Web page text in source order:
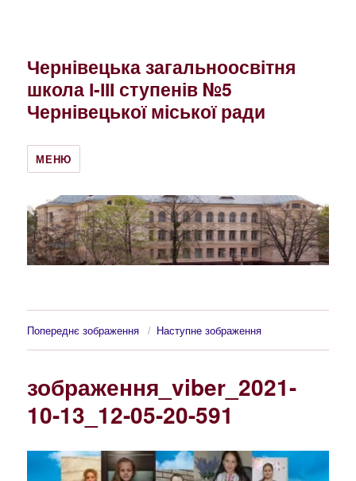
Чернівецька загальноосвітня
школа І-ІІІ ступенів №5
Чернівецької міської ради
МЕНЮ
Попереднє зображення Наступне зображення
зображення_viber_2021-
10-13_12-05-20-591